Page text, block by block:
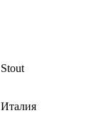
Stout
Италия